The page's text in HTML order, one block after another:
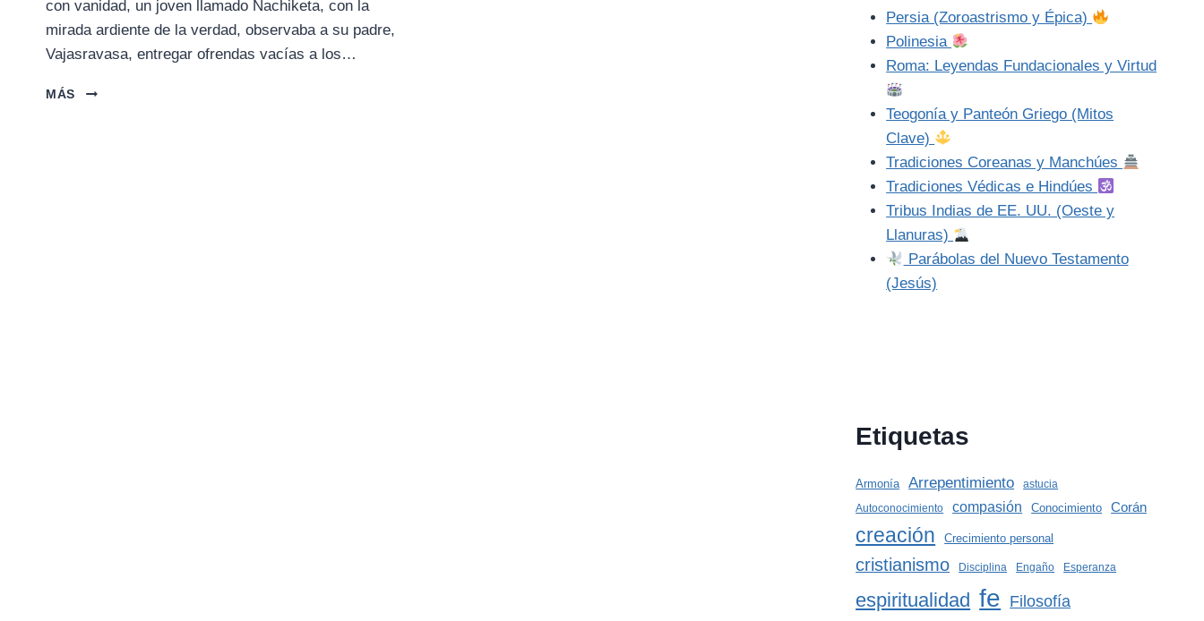
con vanidad, un joven llamado Nachiketa, con la
mirada ardiente de la verdad, observaba a su padre,
Vajasravasa, entregar ofrendas vacías a los…
MÁS
EL
Persia (Zoroastrismo y Épica)
Polinesia
Roma: Leyendas Fundacionales y Virtud
Teogonía y Panteón Griego (Mitos
Clave)
Tradiciones Coreanas y Manchúes
Tradiciones Védicas e Hindúes
Tribus Indias de EE. UU. (Oeste y
Llanuras)
Parábolas del Nuevo Testamento
(Jesús)
Etiquetas
Armonía Arrepentimiento
astucia
Autoconocimiento
compasión Conocimiento Corán
creación Crecimiento personal
cristianismo Disciplina Engaño Esperanza
espiritualidad fe Filosofía